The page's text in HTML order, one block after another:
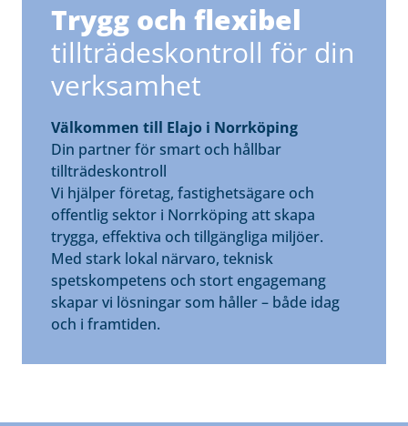
Trygg och flexibel
tillträdeskontroll för din
verksamhet
Välkommen till Elajo i Norrköping
Din partner för smart och hållbar
tillträdeskontroll
Vi hjälper företag, fastighetsägare och
offentlig sektor i Norrköping att skapa
trygga, effektiva och tillgängliga miljöer.
Med stark lokal närvaro, teknisk
spetskompetens och stort engagemang
skapar vi lösningar som håller – både idag
och i framtiden.